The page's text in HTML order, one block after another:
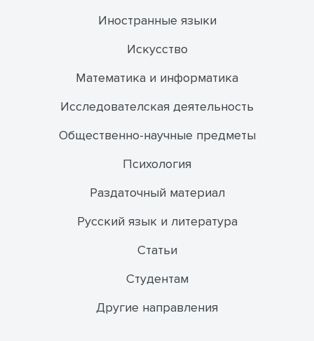
Иностранные языки
Искусство
Математика и информатика
Исследователская деятельность
Общественно-научные предметы
Психология
Раздаточный материал
Русский язык и литература
Статьи
Студентам
Другие направления